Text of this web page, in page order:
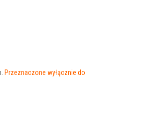
Przeznaczone wyłącznie do